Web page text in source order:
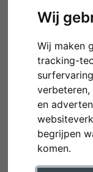
Wij
Wij maken
tracking-
en
begrijpen
komen.
Terug